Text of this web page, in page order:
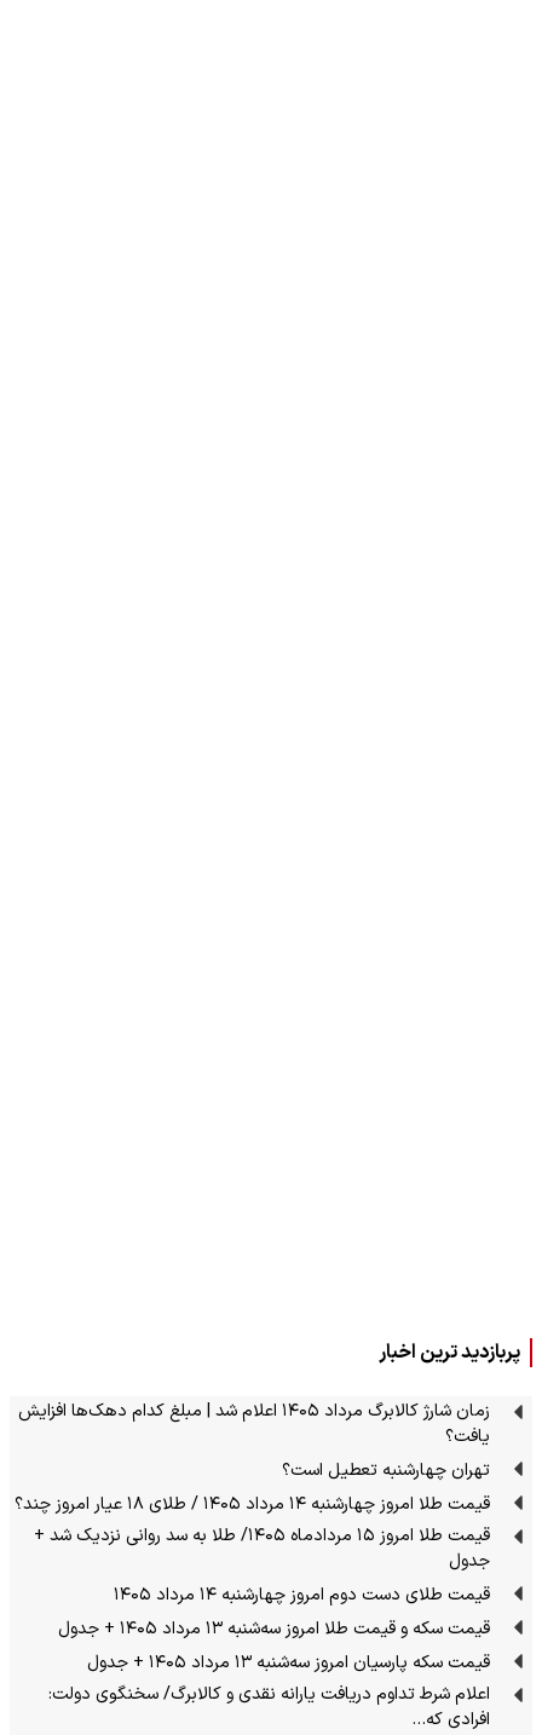
پربازدید ترین اخبار
زمان شارژ کالابرگ مرداد ۱۴۰۵ اعلام شد | مبلغ کدام دهک‌ها افزایش
یافت؟
تهران چهارشنبه تعطیل است؟
قیمت طلا امروز چهارشنبه ۱۴ مرداد ۱۴۰۵ / طلای ۱۸ عیار امروز چند؟
قیمت طلا امروز ۱۵ مردادماه ۱۴۰۵/ طلا به سد روانی نزدیک شد +
جدول
قیمت طلای دست دوم امروز چهارشنبه ۱۴ مرداد ۱۴۰۵
قیمت سکه و قیمت طلا امروز سه‌شنبه ۱۳ مرداد ۱۴۰۵ + جدول
قیمت سکه پارسیان امروز سه‌شنبه ۱۳ مرداد ۱۴۰۵ + جدول
اعلام شرط تداوم دریافت یارانه نقدی و کالابرگ/ سخنگوی دولت:
افرادی که…